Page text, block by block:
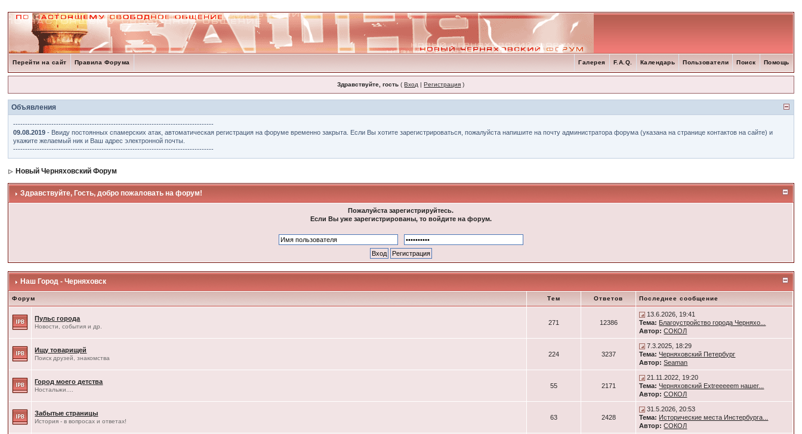
Перейти на сайт Правила Форума Помощь
Поиск
Пользователи
Календарь
F.A.Q.
Галерея
Здравствуйте, гость (Вход |Регистрация )
Объявления
------------------------------------------------------------------------------------
09.08.2019 - Ввиду постоянных спамерских атак, автоматическая регистрация на форуме временно закрыта. Если Вы хотите зарегистрироваться, пожалуйста напишите на почту администратора форума (указана на странице контактов на сайте) и
укажите желаемый ник и Ваш адрес электронной почты.
------------------------------------------------------------------------------------
Новый Черняховский Форум
Здравствуйте, Гость, добро пожаловать на форум!
Пожалуйста зарегистрируйтесь.
Если Вы уже зарегистрированы, то войдите на форум.
Наш Город - Черняховск
Форум Тем Ответов Последнее сообщение
Пульс города
Новости, события и др.
271 12386
13.6.2026, 19:41
Тема: Благоустройство города Черняхо...
Автор: СОКОЛ
Ищу товарищей
Поиск друзей, знакомства
224 3237
7.3.2025, 18:29
Тема: Черняховский Петербург
Автор: Seaman
Город моего детства
Ностальжи....
55 2171
21.11.2022, 19:20
Тема: Черняховский Extreeeeem нашег...
Автор: СОКОЛ
Забытые страницы
История - в вопросах и ответах!
63 2428
31.5.2026, 20:53
Тема: Исторические места Инстербурга...
Автор: СОКОЛ